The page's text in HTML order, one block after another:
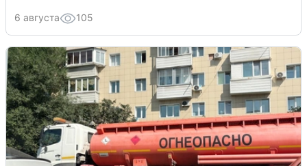
6 августа 105